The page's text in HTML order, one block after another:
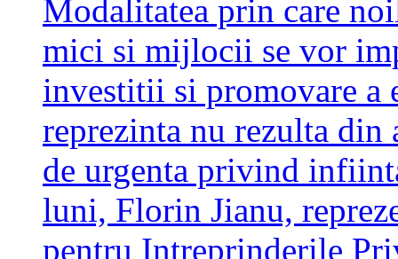
Modalitatea prin care
mici si mijlocii se vor
investitii si promovare a
reprezinta nu rezulta
de urgenta privind
luni, Florin Jianu,
pentru Intreprinderile